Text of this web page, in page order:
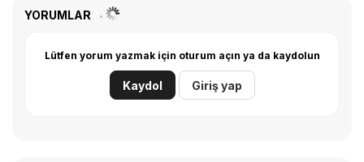
YORUMLAR
Lütfen yorum yazmak için oturum açın ya da kaydolun
Kaydol Giriş yap